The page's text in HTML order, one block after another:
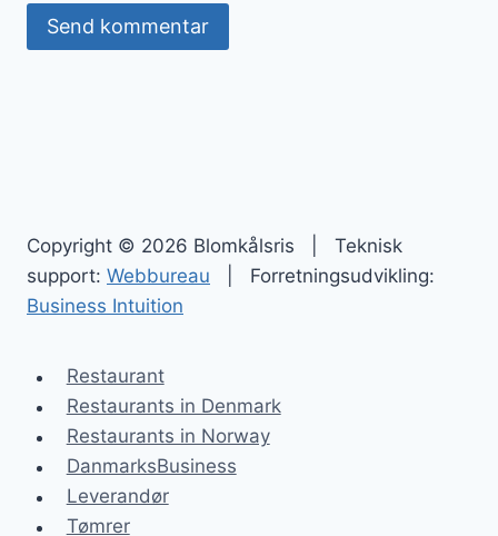
Copyright © 2026 Blomkålsris | Teknisk
support: Webbureau | Forretningsudvikling:
Business Intuition
Restaurant
Restaurants in Denmark
Restaurants in Norway
DanmarksBusiness
Leverandør
Tømrer